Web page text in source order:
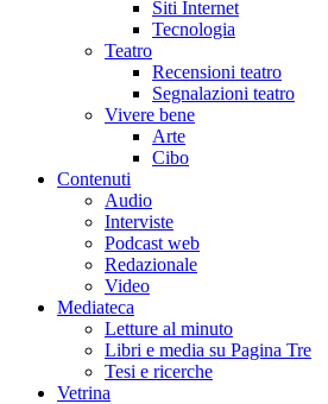
Siti Internet
Tecnologia
Teatro
Recensioni teatro
Segnalazioni teatro
Vivere bene
Arte
Cibo
Contenuti
Audio
Interviste
Podcast web
Redazionale
Video
Mediateca
Letture al minuto
Libri e media su Pagina Tre
Tesi e ricerche
Vetrina